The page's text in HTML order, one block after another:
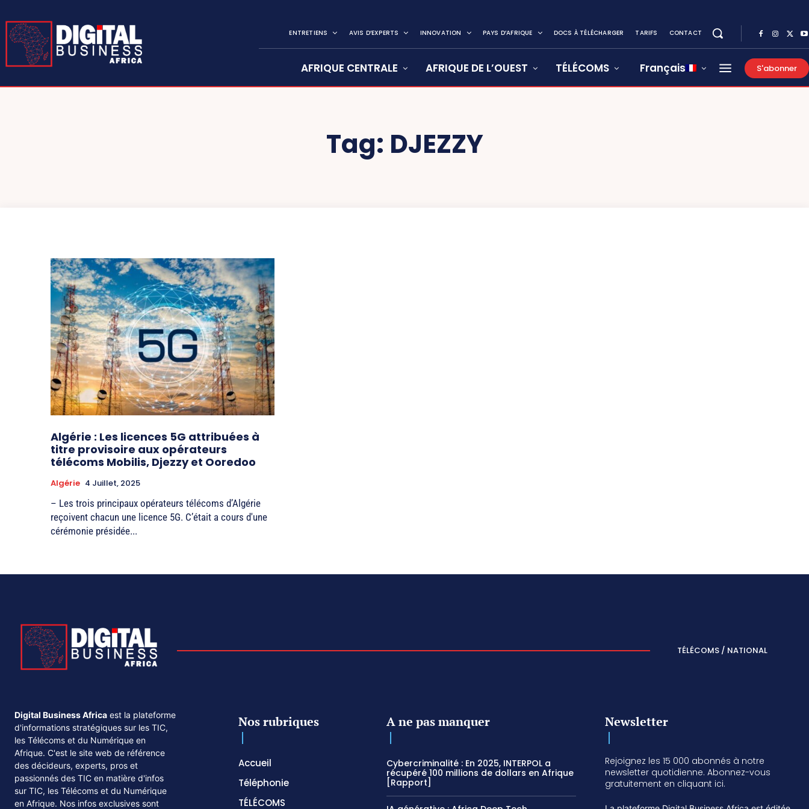
ENTRETIENS AVIS D’EXPERTS INNOVATION PAYS D’AFRIQUE DOCS À TÉLÉCHARGER TARIFS CONTACT
AFRIQUE CENTRALE AFRIQUE DE L’OUEST TÉLÉCOMS Français S'abonner
Tag: DJEZZY
Algérie : Les licences 5G attribuées à
titre provisoire aux opérateurs
télécoms Mobilis, Djezzy et Ooredoo
Algérie 4 Juillet, 2025
– Les trois principaux opérateurs télécoms d’Algérie
reçoivent chacun une licence 5G. C’était a cours d'une
cérémonie présidée...
TÉLÉCOMS / NATIONAL
Digital Business Africa est la plateforme
d'informations stratégiques sur les TIC,
les Télécoms et du Numérique en
Afrique. C'est le site web de référence
des décideurs, experts, pros et
passionnés des TIC en matière d'infos
sur TIC, les Télécoms et du Numérique
en Afrique. Nos infos exclusives sont
Nos rubriques
Accueil
Téléphonie
TÉLÉCOMS
A ne pas manquer
Cybercriminalité : En 2025, INTERPOL a
récupéré 100 millions de dollars en Afrique
[Rapport]
Newsletter
Rejoignez les 15 000 abonnés à notre
newsletter quotidienne. Abonnez-vous
gratuitement en cliquant ici.